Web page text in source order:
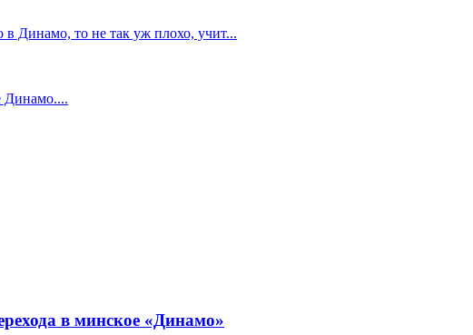
Динамо, то не так уж плохо, учит...
Динамо....
в минское «Динамо»